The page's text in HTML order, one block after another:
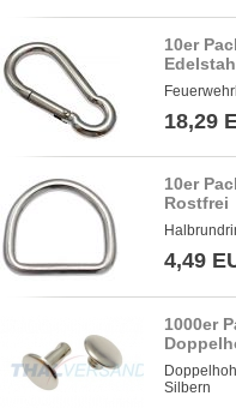
10er
18,29
10er
Rostfrei
4,49
1000er
Silbern